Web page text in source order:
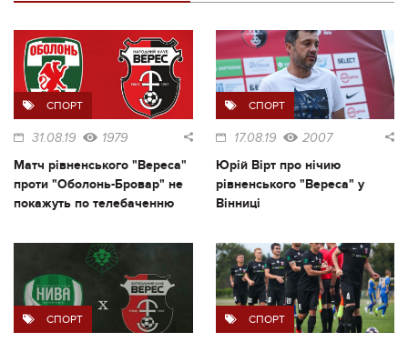
СПОРТ
31.08.19 1979
Матч рівненського "Вереса"
проти "Оболонь-Бровар" не
покажуть по телебаченню
СПОРТ
17.08.19 2007
Юрій Вірт про нічию
рівненського "Вереса" у
Вінниці
СПОРТ СПОРТ